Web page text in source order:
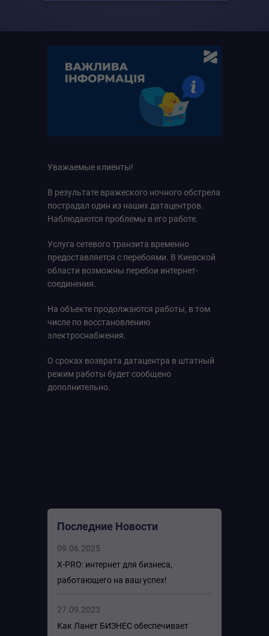
Уважаемые клиенты!
В результате вражеского ночного обстрела
пострадал один из наших датацентров.
Наблюдаются проблемы в его работе.
Услуга сетевого транзита временно
предоставляется с перебоями. В Киевской
области возможны перебои интернет-
соединения.
На объекте продолжаются работы, в том
числе по восстановлению
электроснабжения.
О сроках возврата датацентра в штатный
режим работы будет сообщено
дополнительно.
Последние Новости
09.06.2025
X-PRO: интернет для бизнеса,
работающего на ваш успех!
27.09.2023
Как Ланет БИЗНЕС обеспечивает